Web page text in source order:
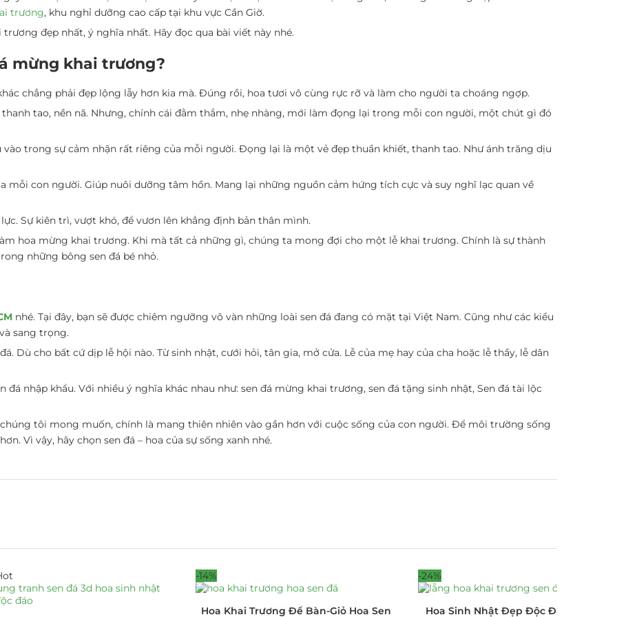
trương, khu nghỉ dưỡng cao cấp tại khu vực Cần Giờ.
đẹp nhất, ý nghĩa nhất. Hãy đọc qua bài viết này nhé.
mừng khai trương?
chẳng phải đẹp lộng lẫy hơn kia mà. Đúng rồi, hoa tươi vô cùng rực rỡ và làm cho người ta choáng ngợp.
tao, nền nã. Nhưng, chính cái đằm thắm, nhẹ nhàng, mới làm đọng lại trong mỗi con người, một chút gì đó
trong sự cảm nhận rất riêng của mỗi người. Đọng lại là một vẻ đẹp thuần khiết, thanh tao. Như ánh trăng dịu
mỗi con người. Giúp nuôi dưỡng tâm hồn. Mang lại những nguồn cảm hứng tích cực và suy nghĩ lạc quan về
Sự kiên trì, vượt khó, để vươn lên khẳng định bản thân mình.
hoa mừng khai trương. Khi mà tất cả những gì, chúng ta mong đợi cho một lễ khai trương. Chính là sự thành
những bông sen đá bé nhỏ.
nhé. Tại đây, bạn sẽ được chiêm ngưỡng vô vàn những loài sen đá đang có mặt tại Việt Nam. Cũng như các kiểu
sang trọng.
Dù cho bất cứ dịp lễ hội nào. Từ sinh nhật, cưới hỏi, tân gia, mở cửa. Lễ của mẹ hay của cha hoặc lễ thầy, lễ dân
nhập khẩu. Với nhiều ý nghĩa khác nhau như: sen đá mừng khai trương, sen đá tặng sinh nhật, Sen đá tài lộc
tôi mong muốn, chính là mang thiên nhiên vào gần hơn với cuộc sống của con người. Để môi trường sống
Vì vậy, hãy chọn sen đá – hoa của sự sống xanh nhé.
-14%
Hoa Khai Trương Để Bàn-Giỏ Hoa Sen
-24%
Hoa Sinh Nhật Đẹp Độc Đáo Giỏ Hoa